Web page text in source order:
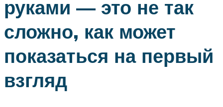
руками — это не так
сложно, как может
показаться на первый
взгляд